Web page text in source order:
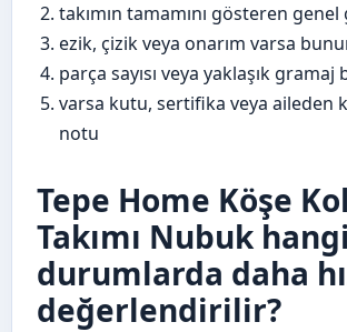
takımın tamamını gösteren
ezik, çizik veya onarım varsa
parça sayısı veya yaklaşık gramaj
varsa kutu, sertifika veya aileden
notu
Tepe Home Köşe
Takımı Nubuk hangi
durumlarda daha
değerlendirilir?